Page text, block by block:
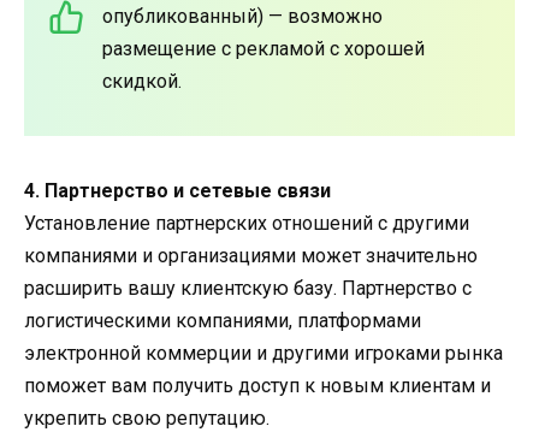
опубликованный) — возможно
размещение с рекламой с хорошей
скидкой.
4. Партнерство и сетевые связи
Установление партнерских отношений с другими
компаниями и организациями может значительно
расширить вашу клиентскую базу. Партнерство с
логистическими компаниями, платформами
электронной коммерции и другими игроками рынка
поможет вам получить доступ к новым клиентам и
укрепить свою репутацию.